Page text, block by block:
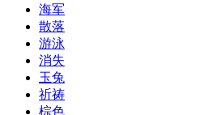
海军
散落
游泳
消失
玉兔
祈祷
棕色